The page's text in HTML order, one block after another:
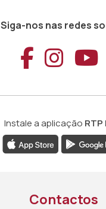
Siga-nos nas redes
Instale a aplicação RTP
Contactos